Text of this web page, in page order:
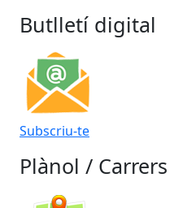
Butlletí digital
Subscriu-te
Plànol / Carrers